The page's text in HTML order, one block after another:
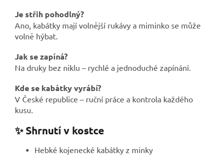
Je střih pohodlný?
Ano, kabátky mají volnější rukávy a miminko se může
volně hýbat.
Jak se zapíná?
Na druky bez niklu – rychlé a jednoduché zapínání.
Kde se kabátky vyrábí?
V České republice – ruční práce a kontrola každého
kusu.
✨ Shrnutí v kostce
Hebké kojenecké kabátky z minky